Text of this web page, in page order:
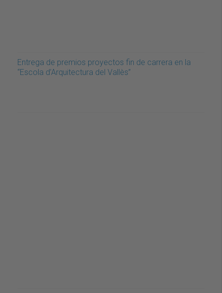
Entrega de premios proyectos fin de carrera en la
“Escola d’Arquitectura del Vallès”